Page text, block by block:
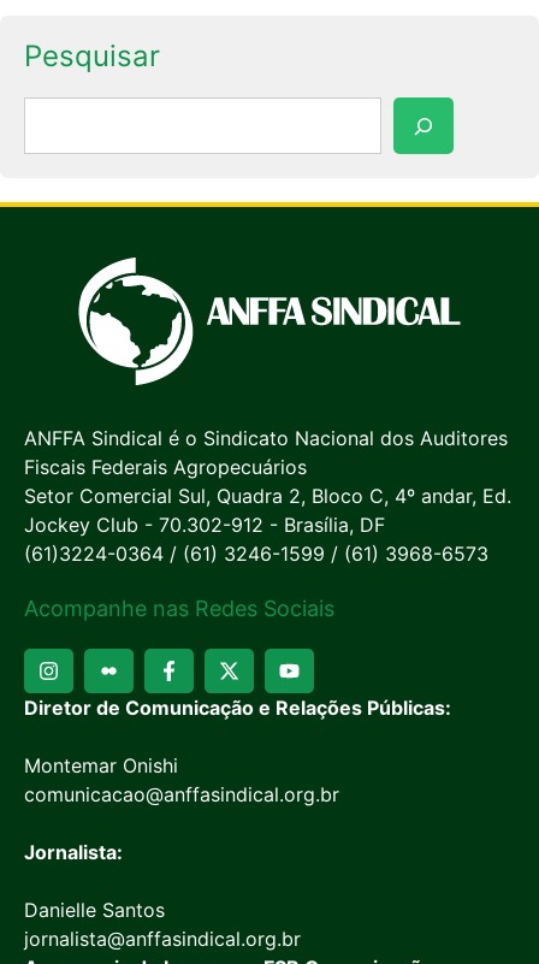
Pesquisar
ANFFA Sindical é o Sindicato Nacional dos Auditores
Fiscais Federais Agropecuários
Setor Comercial Sul, Quadra 2, Bloco C, 4º andar, Ed.
Jockey Club - 70.302-912 - Brasília, DF
(61)3224-0364 / (61) 3246-1599 / (61) 3968-6573
Acompanhe nas Redes Sociais
Diretor de Comunicação e Relações Públicas:
Montemar Onishi
comunicacao@anffasindical.org.br
Jornalista:
Danielle Santos
jornalista@anffasindical.org.br